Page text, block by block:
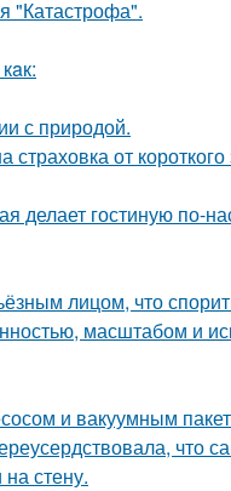
"Катастрофа".
с природой.
от
делает гостиную по-
лицом, что
масштабом и
и вакуумным
что
стену.